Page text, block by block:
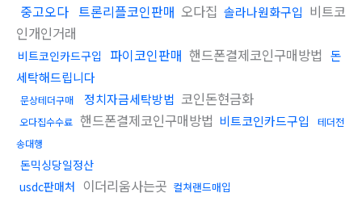
중고오다 트론리플코인판매 오다집 솔라나원화구입 비트코
인개인거래
비트코인카드구입 파이코인판매 핸드폰결제코인구매방법 돈
세탁해드립니다
문상테더구매 정치자금세탁방법 코인돈현금화
오다집수수료 핸드폰결제코인구매방법 비트코인카드구입
테더전
송대행
돈믹싱당일정산
usdc판매처 이더리움사는곳 컬쳐랜드매입